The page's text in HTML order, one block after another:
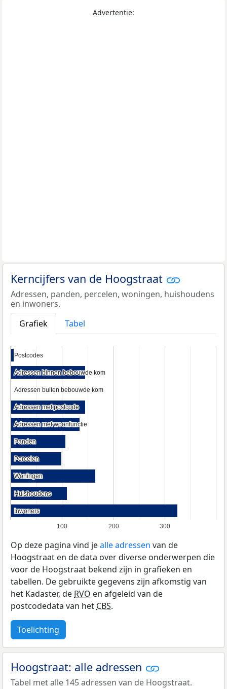
Advertentie:
Kerncijfers van de Hoogstraat
Adressen, panden, percelen, woningen, huishoudens
en inwoners.
Grafiek
Tabel
100 200 300
Postcodes
Postcodes
Adressen binnen bebouwde kom
Adressen binnen bebouwde kom
Adressen buiten bebouwde kom
Adressen buiten bebouwde kom
Adressen met postcode
Adressen met postcode
Adressen met woonfunctie
Adressen met woonfunctie
Panden
Panden
Percelen
Percelen
Woningen
Woningen
Huishoudens
Huishoudens
Inwoners
Inwoners
Op deze pagina vind jealle adressen van de
Hoogstraat en de data over diverse onderwerpen die
voor de Hoogstraat bekend zijn in grafieken en
tabellen. De gebruikte gegevens zijn afkomstig van
het Kadaster, de RVO en afgeleid van de
postcodedata van het CBS.
Toelichting
Hoogstraat: alle adressen
Tabel met alle 145 adressen van de Hoogstraat.